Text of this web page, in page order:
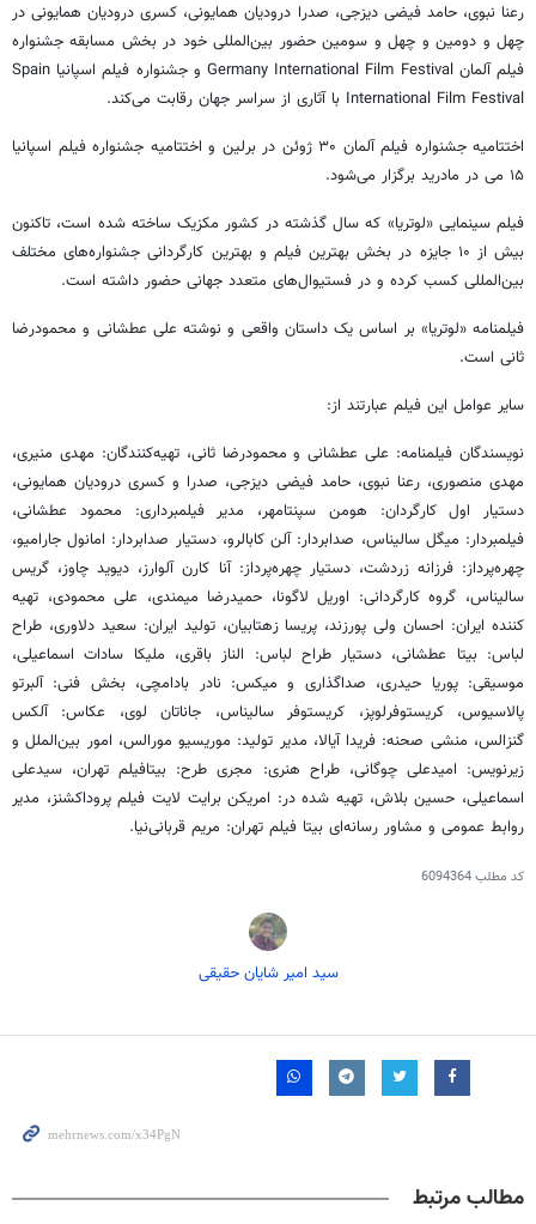
رعنا نبوی، حامد فیضی دیزجی، صدرا درودیان همایونی، کسری درودیان همایونی در
چهل‌ و دومین و چهل‌ و سومین حضور بین‌المللی خود در بخش مسابقه جشنواره
فیلم آلمان Germany International Film Festival و جشنواره فیلم اسپانیا Spain
International Film Festival با آثاری از سراسر جهان رقابت می‌کند.
اختتامیه جشنواره فیلم آلمان ۳۰ ژوئن در برلین و اختتامیه جشنواره فیلم اسپانیا
۱۵ می در مادرید برگزار می‌شود.
فیلم سینمایی «لوتریا» که سال گذشته در کشور مکزیک ساخته شده است، تاکنون
بیش از ۱۰ جایزه در بخش بهترین فیلم و بهترین کارگردانی جشنواره‌های مختلف
بین‌المللی کسب کرده و در فستیوال‌های متعدد جهانی حضور داشته است.
فیلمنامه «لوتریا» بر اساس یک داستان واقعی و نوشته علی عطشانی و محمودرضا
ثانی است.
سایر عوامل این فیلم عبارتند از:
نویسندگان فیلمنامه: علی عطشانی و محمودرضا ثانی، تهیه‌کنندگان: مهدی منیری،
مهدی منصوری، رعنا نبوی، حامد فیضی دیزجی، صدرا و کسری درودیان همایونی،
دستیار اول کارگردان: هومن سپنتامهر، مدیر فیلمبرداری: محمود عطشانی،
فیلمبردار: میگل سالیناس، صدابردار: آلن کابالرو، دستیار صدابردار: امانول جارامیو،
چهره‌پرداز: فرزانه زردشت، دستیار چهره‌پرداز: آنا کارن آلوارز، دیوید چاوز، گریس
سالیناس، گروه کارگردانی: اوریل لاگونا، حمیدرضا میمندی، علی محمودی، تهیه
کننده ایران: احسان ولی پورزند، پریسا زهتابیان، تولید ایران: سعید دلاوری، طراح
لباس: بیتا عطشانی، دستیار طراح لباس: الناز باقری، ملیکا سادات اسماعیلی،
موسیقی: پوریا حیدری، صداگذاری و میکس: نادر بادامچی، بخش فنی: آلبرتو
پالاسیوس، کریستوفرلوپز، کریستوفر سالیناس، جاناتان لوی، عکاس: آلکس
گنزالس، منشی صحنه: فریدا آیالا، مدیر تولید: موریسیو مورالس، امور بین‌الملل و
زیرنویس: امیدعلی چوگانی، طراح هنری: مجری طرح: بیتافیلم تهران، سیدعلی
اسماعیلی، حسین بلاش، تهیه شده در: امریکن برایت لایت فیلم پروداکشنز، مدیر
روابط عمومی و مشاور رسانه‌ای بیتا فیلم تهران: مریم قربانی‌نیا.
کد مطلب6094364
سید امیر شایان حقیقی
مطالب مرتبط